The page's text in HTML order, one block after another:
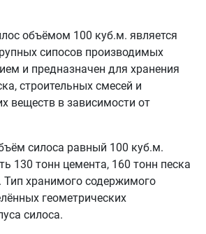
объёмом 100 куб.м. является
сипосов производимых
и предназначен для хранения
строительных смесей и
веществ в зависимости от
силоса равный 100 куб.м.
130 тонн цемента, 160 тонн песка
Тип хранимого содержимого
геометрических
силоса.